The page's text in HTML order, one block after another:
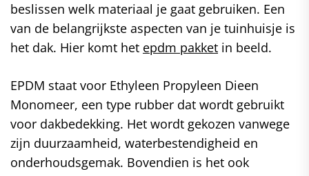
beslissen welk materiaal je gaat gebruiken. Een
van de belangrijkste aspecten van je tuinhuisje is
het dak. Hier komt het epdm pakket in beeld.
EPDM staat voor Ethyleen Propyleen Dieen
Monomeer, een type rubber dat wordt gebruikt
voor dakbedekking. Het wordt gekozen vanwege
zijn duurzaamheid, waterbestendigheid en
onderhoudsgemak. Bovendien is het ook